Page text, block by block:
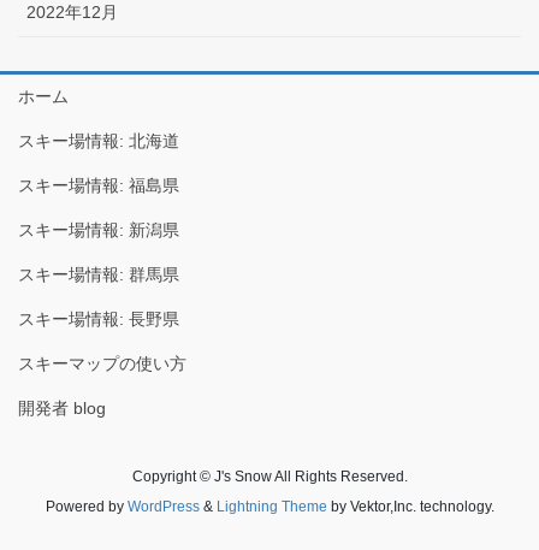
2022年12月
ホーム
スキー場情報: 北海道
スキー場情報: 福島県
スキー場情報: 新潟県
スキー場情報: 群馬県
スキー場情報: 長野県
スキーマップの使い方
開発者 blog
Copyright © J's Snow All Rights Reserved.
Powered by WordPress& Lightning Theme by Vektor,Inc. technology.